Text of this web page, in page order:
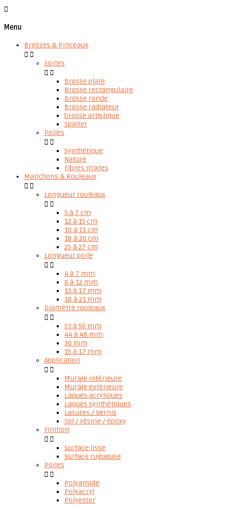

Menu
Brosses & Pinceaux
 
Sortes
 
Brosse plate
Brosse rectangulaire
Brosse ronde
Brosse radiateur
brosse artistique
Spalter
Poiles
 
Synthétique
Nature
Fibres mixtes
Manchons & Rouleaux
 
Longueur rouleaux
 
5 à 7 cm
12 à 15 cm
10 à 11 cm
18 à 20 cm
25 à 27 cm
Longueur poile
 
4 à 7 mm
8 à 12 mm
13 à 17 mm
18 à 21 mm
Diamètre rouleaux
 
53 à 56 mm
44 à 48 mm
30 mm
15 à 17 mm
Application
 
Murale intérieure
Murale extérieure
Laques acryliques
Laques synthétiques
Lasures / Vernis
Sol / résine / époxy
Finition
 
Surface lisse
Surface rugueuse
Poiles
 
Polyamide
Polyacryl
Polyester